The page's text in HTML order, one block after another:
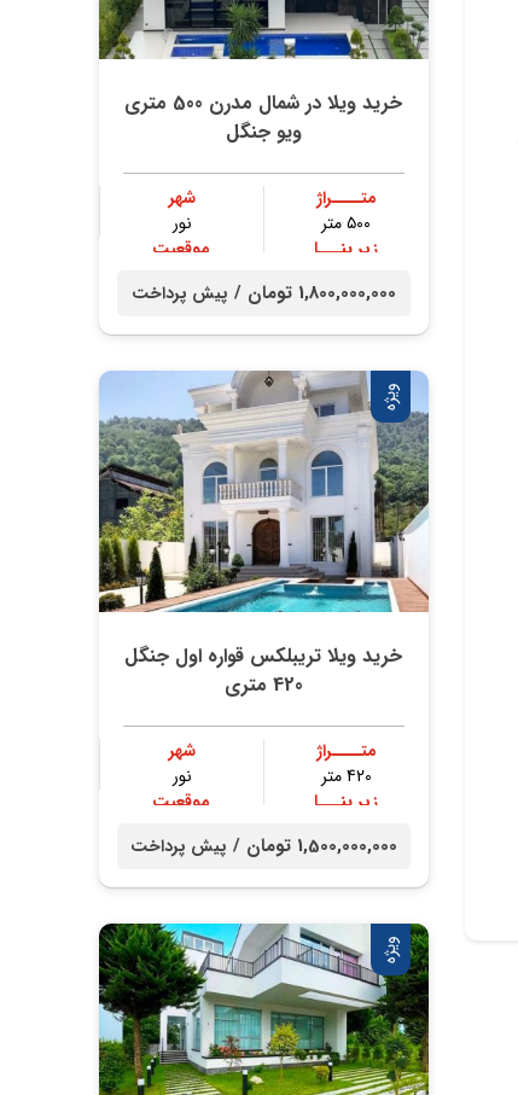
خرید ویلا در شمال مدرن 500 متری
ویو جنگل
متــــراژ
۵۰۰ متر
شهر
نور
زیر بنـــا
موقعیت
1,800,000,000 تومان / پیش پرداخت
ویژه
خرید ویلا تریبلکس قواره اول جنگل
420 متری
متــــراژ
420 متر
شهر
نور
زیر بنـــا
موقعیت
1,500,000,000 تومان / پیش پرداخت
ویژه